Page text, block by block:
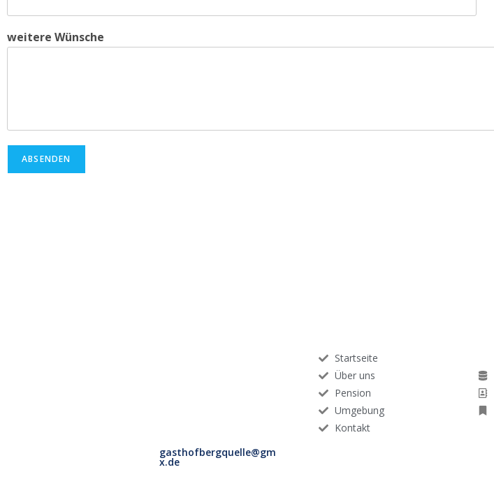
weitere Wünsche
ABSENDEN
gasthofbergquelle@gm
x.de
Startseite
Über uns
Pension
Umgebung
Kontakt